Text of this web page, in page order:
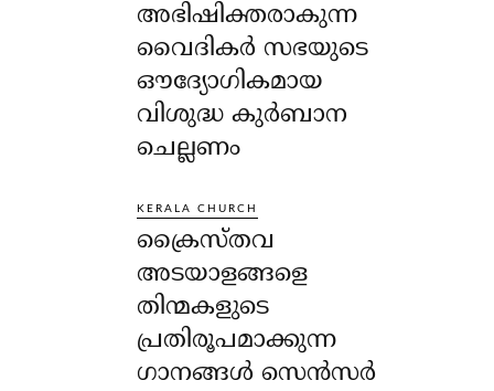
അഭിഷിക്തരാകുന്ന
വൈദികർ സഭയുടെ
ഔദ്യോഗികമായ
വിശുദ്ധ കുർബാന
ചെല്ലണം
KERALA CHURCH
ക്രൈസ്തവ
അടയാളങ്ങളെ
തിന്മകളുടെ
പ്രതിരൂപമാക്കുന്ന
ഗാനങ്ങൾ സെൻസർ